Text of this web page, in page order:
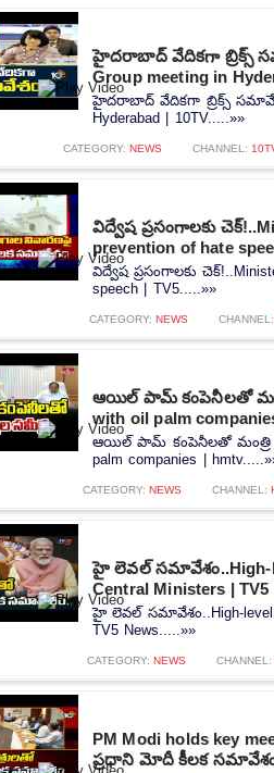
హైదరాబాద్ వేదికగా బ్రిక్స్
Group meeting in
హైదరాబాద్ వేదికగా బ్రిక్స్ సమావేశం
Hyderabad | 10TV.....»»
CATEGORY: NEWS CHANNEL:
విద్వేష ప్రసంగాలకు
prevention of hate
విద్వేష ప్రసంగాలకు
speech | TV5.....»»
CATEGORY: NEWS CHANNEL:
ఆయిల్ పామ్ కంపెనీలతో
with oil palm
ఆయిల్ పామ్ కంపెనీలతో మంత్రి
palm companies |
CATEGORY: NEWS CHANNEL:
హై లెవల్ సమావేశం..High-
Central Ministers | TV5
హై లెవల్ సమావేశం..High-level
TV5 News.....»»
CATEGORY: NEWS CHANNEL:
PM Modi holds key
ప్రధాని మోదీ కీలక సమావేశం